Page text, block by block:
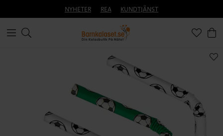
NYHETER REA KUNDTJÄNST